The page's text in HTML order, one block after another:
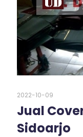
2022-10-09
Jual
Sidoarjo